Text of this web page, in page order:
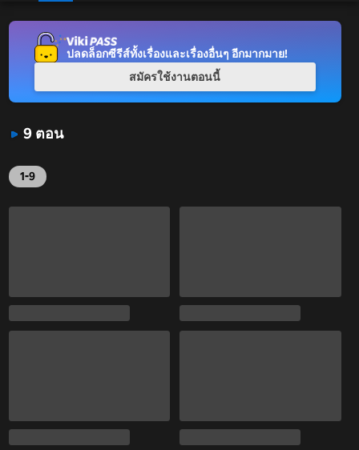
9 ตอน
1-9
ปลดล็อกซีรีส์ทั้งเรื่องและเรื่องอื่นๆ อีกมากมาย!
สมัครใช้งานตอนนี้